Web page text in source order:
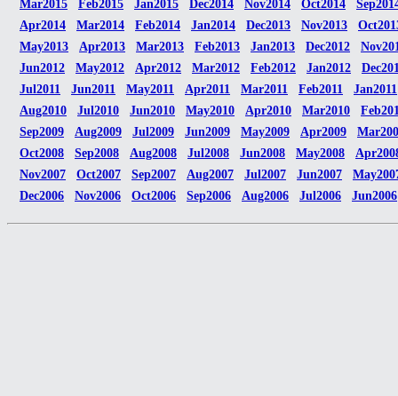
Mar2015
Feb2015 Jan2015 Dec2014 Nov2014 Oct2014
Apr2014
Mar2014 Feb2014 Jan2014 Dec2013 Nov2013
May2013
Apr2013 Mar2013 Feb2013 Jan2013 Dec2012
Jun2012
May2012 Apr2012 Mar2012 Feb2012 Jan2012
Jul2011
Jun2011 May2011 Apr2011 Mar2011 Feb2011
Jan2011
Aug2010
Jul2010 Jun2010 May2010 Apr2010 Mar2010
Sep2009
Aug2009 Jul2009 Jun2009 May2009 Apr2009
Oct2008
Sep2008 Aug2008 Jul2008 Jun2008 May2008
Nov2007
Oct2007 Sep2007 Aug2007 Jul2007 Jun2007
Dec2006
Nov2006 Oct2006 Sep2006 Aug2006 Jul2006 Jun2006